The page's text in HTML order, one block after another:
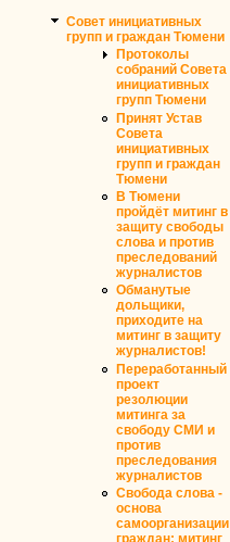
Совет инициативных
групп и граждан Тюмени
Протоколы
собраний Совета
инициативных
групп Тюмени
Принят Устав
Совета
инициативных
групп и граждан
Тюмени
В Тюмени
пройдёт митинг в
защиту свободы
слова и против
преследований
журналистов
Обманутые
дольщики,
приходите на
митинг в защиту
журналистов!
Переработанный
проект
резолюции
митинга за
свободу СМИ и
против
преследования
журналистов
Свобода слова -
основа
самоорганизации
граждан: митинг